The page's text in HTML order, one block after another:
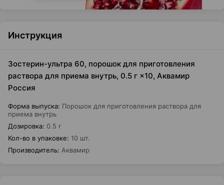
Инструкция
Зостерин-ультра 60, порошок для приготовления
раствора для приема внутрь, 0.5 г ×10, Аквамир
Россия
Форма выпуска: Порошок для приготовления раствора для
приема внутрь
Дозировка: 0.5 г
Кол-во в упаковке: 10 шт.
Производитель: Аквамир